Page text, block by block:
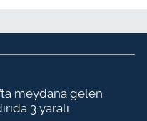
meydana gelen
3 yaralı